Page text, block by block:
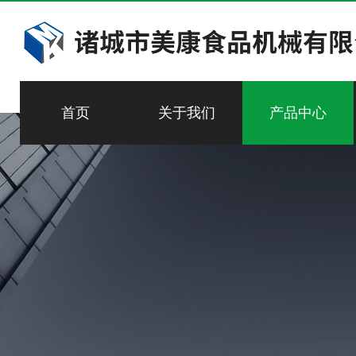
首页 关于我们 产品中心